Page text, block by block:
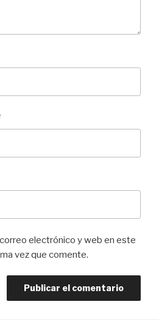
electrónico y web en este
vez que comente.